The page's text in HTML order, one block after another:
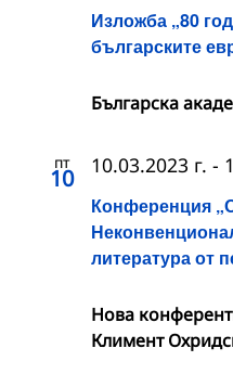
Изложба „80
българските
Българска
пт
10
Конференция
литература от
10.03.2023 г. -
Нова
Климент